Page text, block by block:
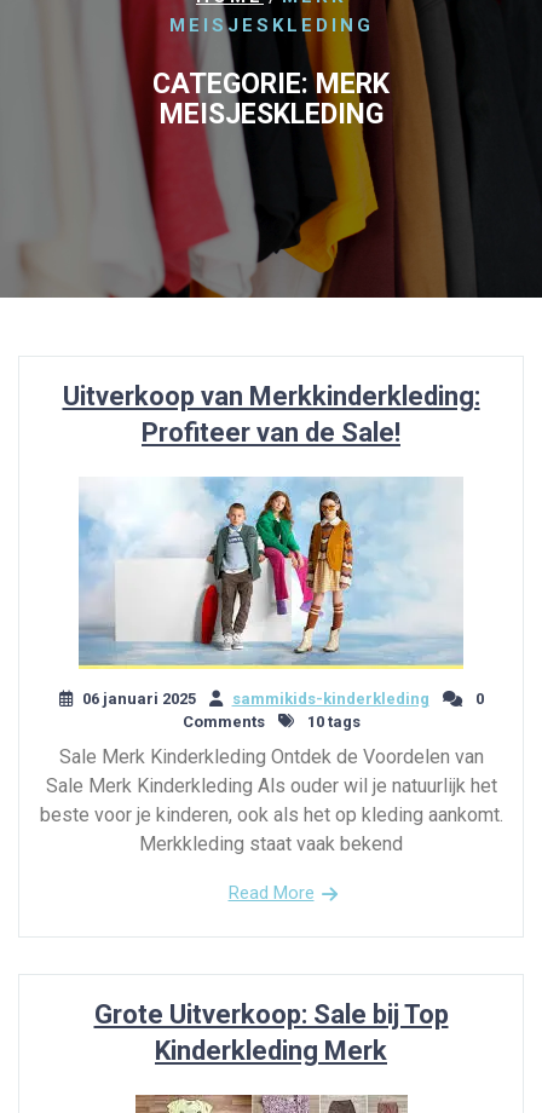
MEISJESKLEDING
CATEGORIE:MERK
MEISJESKLEDING
Uitverkoop van Merkkinderkleding:
Profiteer van de Sale!
06 januari 2025 sammikids-kinderkleding
0
Comments
10 tags
Sale Merk Kinderkleding Ontdek de Voordelen van
Sale Merk Kinderkleding Als ouder wil je natuurlijk het
beste voor je kinderen, ook als het op kleding aankomt.
Merkkleding staat vaak bekend
Read More
Grote Uitverkoop: Sale bij Top
Kinderkleding Merk